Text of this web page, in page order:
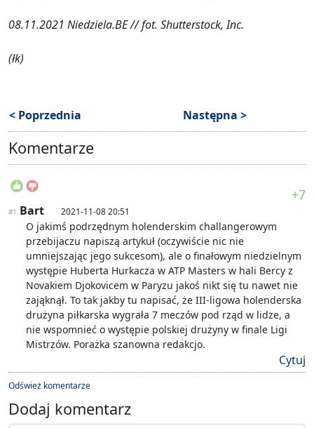
08.11.2021 Niedziela.BE // fot. Shutterstock, Inc.
(łk)
< Poprzednia Następna >
Komentarze
+7
#1 Bart 2021-11-08 20:51
O jakimś podrzędnym holenderskim challangerowym
przebijaczu napiszą artykuł (oczywiście nic nie
umniejszając jego sukcesom), ale o finałowym niedzielnym
występie Huberta Hurkacza w ATP Masters w hali Bercy z
Novakiem Djokovicem w Paryzu jakoś nikt się tu nawet nie
zająknął. To tak jakby tu napisać, że III-ligowa holenderska
drużyna piłkarska wygrała 7 meczów pod rząd w lidze, a
nie wspomnieć o występie polskiej drużyny w finale Ligi
Mistrzów. Porażka szanowna redakcjo.
Cytuj
Odśwież komentarze
Dodaj komentarz